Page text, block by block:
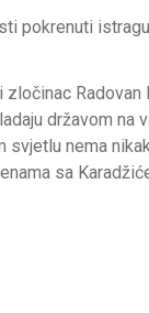
pokrenuti
Radovan
državom na
nema
sa